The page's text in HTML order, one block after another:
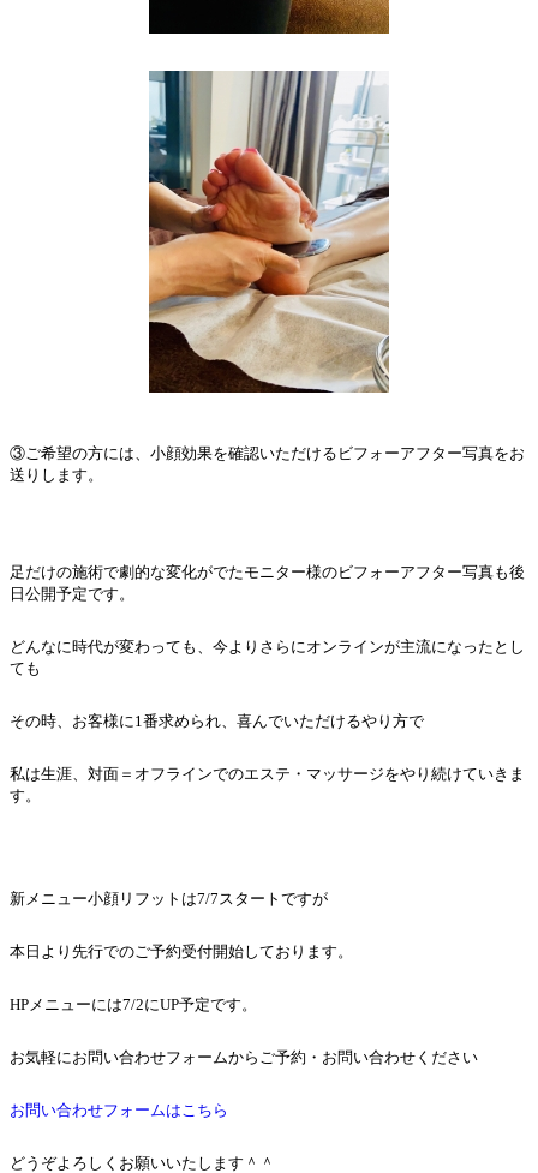
③ご希望の方には、小顔効果を確認いただけるビフォーアフター写真をお
送りします。
足だけの施術で劇的な変化がでたモニター様のビフォーアフター写真も後
日公開予定です。
どんなに時代が変わっても、今よりさらにオンラインが主流になったとし
ても
その時、お客様に1番求められ、喜んでいただけるやり方で
私は生涯、対面＝オフラインでのエステ・マッサージをやり続けていきま
す。
新メニュー小顔リフットは7/7スタートですが
本日より先行でのご予約受付開始しております。
HPメニューには7/2にUP予定です。
お気軽にお問い合わせフォームからご予約・お問い合わせください
お問い合わせフォームはこちら
どうぞよろしくお願いいたします＾＾